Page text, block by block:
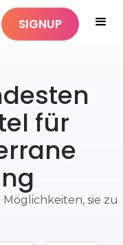
SIGNUP
für
sie zu